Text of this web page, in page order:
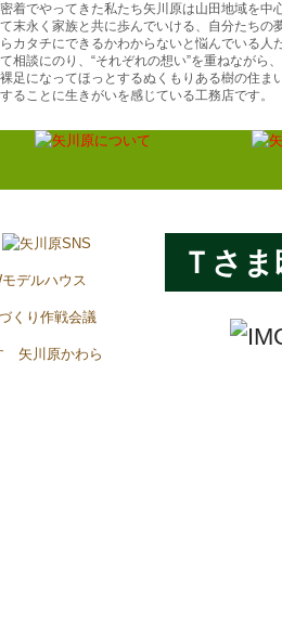
着でやってきた私たち矢川原は山田地域を中
末永く家族と共に歩んでいける、自分たちの
カタチにできるかわからないと悩んでいる人
相談にのり、“それぞれの想い”を重ねながら
足になってほっとするぬくもりある樹の住ま
ることに生きがいを感じている工務店です。
Ｔさ